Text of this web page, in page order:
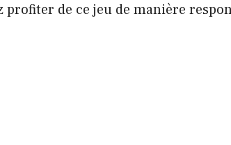
de ce jeu de manière